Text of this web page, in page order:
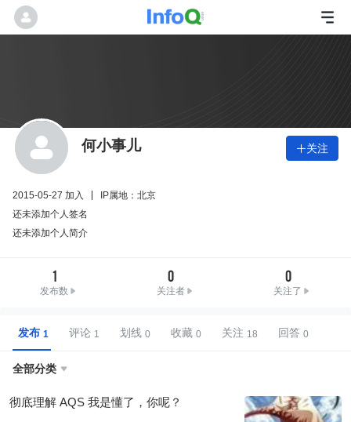
何小事儿 关注
2015-05-27 加入
IP属地：北京
还未添加个人签名
还未添加个人简介
1
发布数
0
关注者
0
关注了
发布 评论 划线 收藏 关注 回答
全部分类 
彻底理解 AQS 我是懂了，你呢？